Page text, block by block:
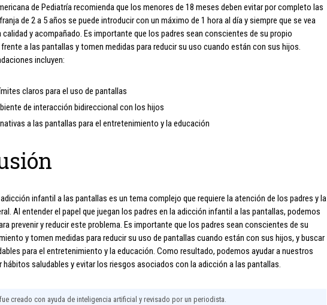
de Pediatría recomienda que los menores de 18 meses deben evitar por completo las
de 2 a 5 años se puede introducir con un máximo de 1 hora al día y siempre que se vea
y acompañado. Es importante que los padres sean conscientes de su propio
a las pantallas y tomen medidas para reducir su uso cuando están con sus hijos.
incluyen:
claros para el uso de pantallas
de interacción bidireccional con los hijos
a las pantallas para el entretenimiento y la educación
infantil a las pantallas es un tema complejo que requiere la atención de los padres y la
Al entender el papel que juegan los padres en la adicción infantil a las pantallas, podemos
prevenir y reducir este problema. Es importante que los padres sean conscientes de su
y tomen medidas para reducir su uso de pantallas cuando están con sus hijos, y buscar
para el entretenimiento y la educación. Como resultado, podemos ayudar a nuestros
hábitos saludables y evitar los riesgos asociados con la adicción a las pantallas.
creado con ayuda de inteligencia artificial y revisado por un periodista.